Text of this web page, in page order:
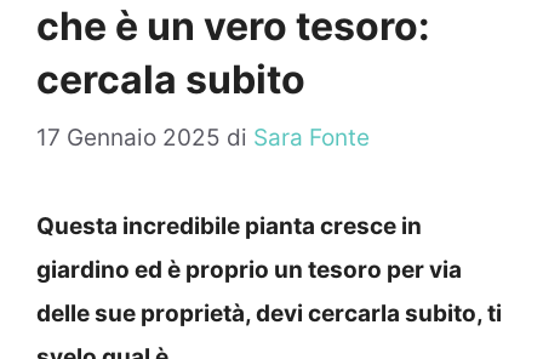
che è un vero tesoro:
cercala subito
17 Gennaio 2025 di Sara Fonte
Questa incredibile pianta cresce in
giardino ed è proprio un tesoro per via
delle sue proprietà, devi cercarla subito, ti